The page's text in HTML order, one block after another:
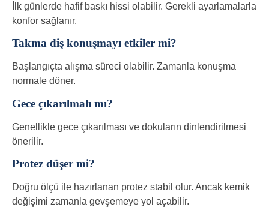
İlk günlerde hafif baskı hissi olabilir. Gerekli ayarlamalarla
konfor sağlanır.
Takma diş konuşmayı etkiler mi?
Başlangıçta alışma süreci olabilir. Zamanla konuşma
normale döner.
Gece çıkarılmalı mı?
Genellikle gece çıkarılması ve dokuların dinlendirilmesi
önerilir.
Protez düşer mi?
Doğru ölçü ile hazırlanan protez stabil olur. Ancak kemik
değişimi zamanla gevşemeye yol açabilir.